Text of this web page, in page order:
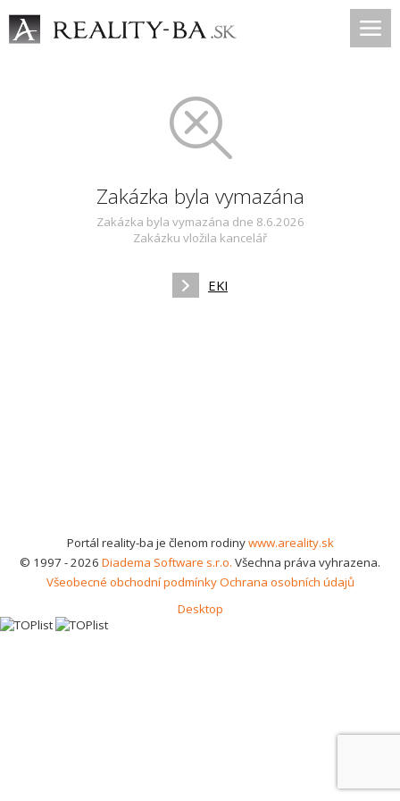
Zakázka byla vymazána
Zakázka byla vymazána dne 8.6.2026
Zakázku vložila kancelář
EKI
Portál reality-ba je členom rodinywww.areality.sk
© 1997 - 2026 Diadema Software s.r.o. Všechna práva vyhrazena.
Všeobecné obchodní podmínkyOchrana osobních údajů
Desktop